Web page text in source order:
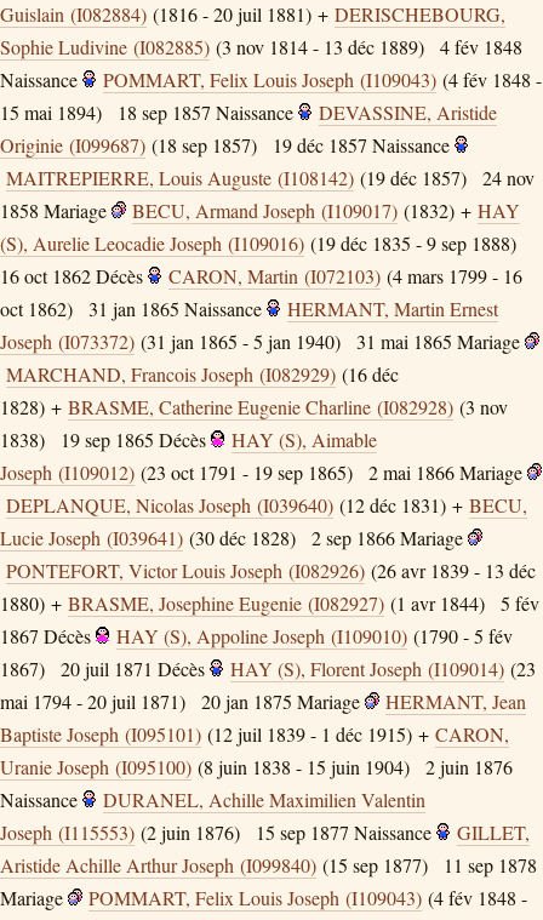
Guislain (I082884) (1816 - 20 juil 1881) + DERISCHEBOURG,
Sophie Ludivine (I082885) (3 nov 1814 - 13 déc 1889)
4 fév 1848
Naissance
POMMART, Felix Louis Joseph (I109043) (4 fév 1848 -
15 mai 1894)
18 sep 1857 Naissance
DEVASSINE, Aristide
Originie (I099687) (18 sep 1857) 19 déc 1857 Naissance
MAITREPIERRE, Louis Auguste (I108142) (19 déc 1857)
24 nov
1858 Mariage BECU, Armand Joseph (I109017) (1832) + HAY
(S), Aurelie Leocadie Joseph (I109016) (19 déc 1835 - 9 sep 1888)
16 oct 1862Décès CARON, Martin (I072103) (4 mars 1799 - 16
oct 1862)
31 jan 1865 Naissance
HERMANT, Martin Ernest
Joseph (I073372) (31 jan 1865 - 5 jan 1940) 31 mai 1865 Mariage
MARCHAND, Francois Joseph (I082929) (16 déc
1828) + BRASME, Catherine Eugenie Charline (I082928) (3 nov
1838)
19 sep 1865 Décès
HAY (S), Aimable
Joseph (I109012) (23 oct 1791 - 19 sep 1865) 2 mai 1866Mariage
DEPLANQUE, Nicolas Joseph (I039640) (12 déc 1831) + BECU,
Lucie Joseph (I039641) (30 déc 1828) 2 sep 1866Mariage
PONTEFORT, Victor Louis Joseph (I082926) (26 avr 1839 - 13 déc
1880) + BRASME, Josephine Eugenie (I082927) (1 avr 1844)
5 fév
1867 Décès HAY (S), Appoline Joseph (I109010) (1790 - 5 fév
1867)
20 juil 1871 Décès HAY (S), Florent Joseph (I109014) (23
mai 1794 - 20 juil 1871)
20 jan 1875 Mariage
HERMANT, Jean
Baptiste Joseph (I095101) (12 juil 1839 - 1 déc 1915) + CARON,
Uranie Joseph (I095100) (8 juin 1838 - 15 juin 1904)
2 juin 1876
Naissance
DURANEL, Achille Maximilien Valentin
Joseph (I115553) (2 juin 1876) 15 sep 1877 Naissance
GILLET,
Aristide Achille Arthur Joseph (I099840) (15 sep 1877)
11 sep 1878
Mariage
POMMART, Felix Louis Joseph (I109043) (4 fév 1848 -